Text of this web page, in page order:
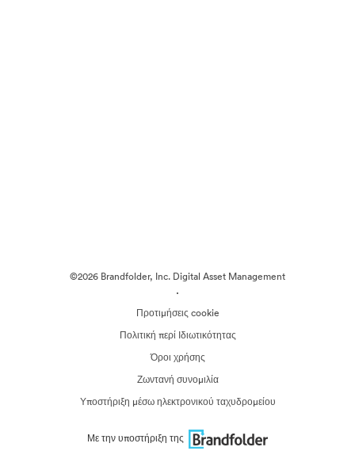
©2026 Brandfolder, Inc. Digital Asset Management
·
Προτιμήσεις cookie
Πολιτική περί Ιδιωτικότητας
Όροι χρήσης
Ζωντανή συνομιλία
Υποστήριξη μέσω ηλεκτρονικού ταχυδρομείου
Με την υποστήριξη της